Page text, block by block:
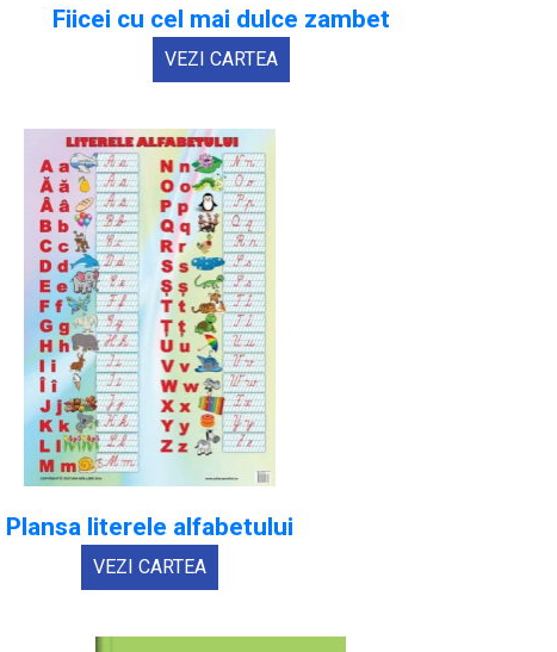
Fiicei cu cel mai dulce zambet
VEZI CARTEA
Plansa literele alfabetului
VEZI CARTEA